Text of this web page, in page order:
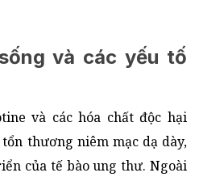
và các yếu tố
và các hóa chất độc hại
thương niêm mạc dạ dày,
của tế bào ung thư. Ngoài